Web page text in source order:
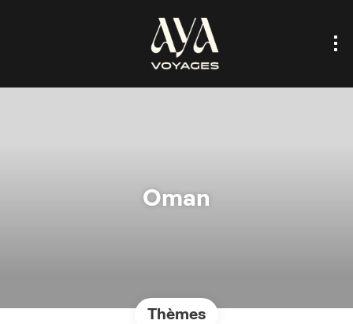
Oman
Thèmes